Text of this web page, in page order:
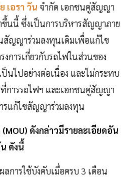
เอรา วัน จำกัด เอกชนคู่สัญญา
นนี้ ซึ่งเป็นการบริหารสัญญาภาย
สัญญาร่วมลงทุนเดิมเพื่อแก้ไข
การเกี่ยวกับรถไฟในส่วนของ
ป็นไปอย่างต่อเนื่อง และไม่กระทบ
ที่การรถไฟฯ และเอกชนคู่สัญญา
รแก้ไขสัญญาร่วมลงทุน
ดังกล่าวมีรายละเอียดอัน
ดังนี้
การใช้บังคับเมื่อครบ 3 เดือน